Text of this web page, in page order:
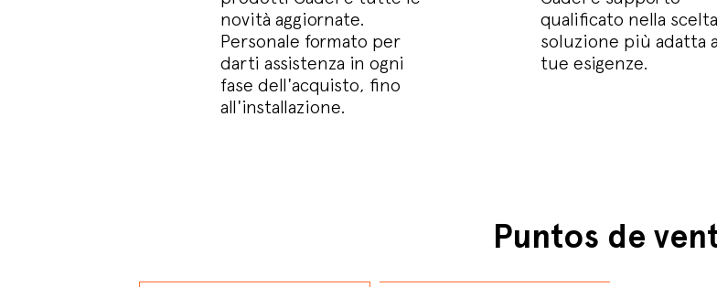
novità aggiornate.
Personale formato per
darti assistenza in ogni
fase dell'acquisto, fino
all'installazione.
qualificato nella
soluzione più adatta
tue esigenze.
Puntos de